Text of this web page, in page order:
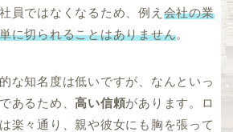
員ではなくなるため、例え 会社の業
に切られることはありません。
な知名度は低いですが、なんといっ
あるため、高い信頼があります。ロ
楽々通り、親や彼女にも胸を張って